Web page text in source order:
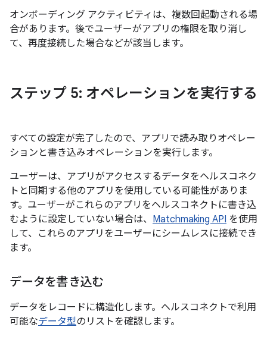
オンボーディング アクティビティは、複数回起動される場
合があります。後でユーザーがアプリの権限を取り消し
て、再度接続した場合などが該当します。
ステップ 5: オペレーションを実行する
すべての設定が完了したので、アプリで読み取りオペレー
ションと書き込みオペレーションを実行します。
ユーザーは、アプリがアクセスするデータをヘルスコネク
トと同期する他のアプリを使用している可能性がありま
す。ユーザーがこれらのアプリをヘルスコネクトに書き込
むように設定していない場合は、 Matchmaking API を使用
して、これらのアプリをユーザーにシームレスに接続でき
ます。
データを書き込む
データをレコードに構造化します。ヘルスコネクトで利用
可能なデータ型のリストを確認します。